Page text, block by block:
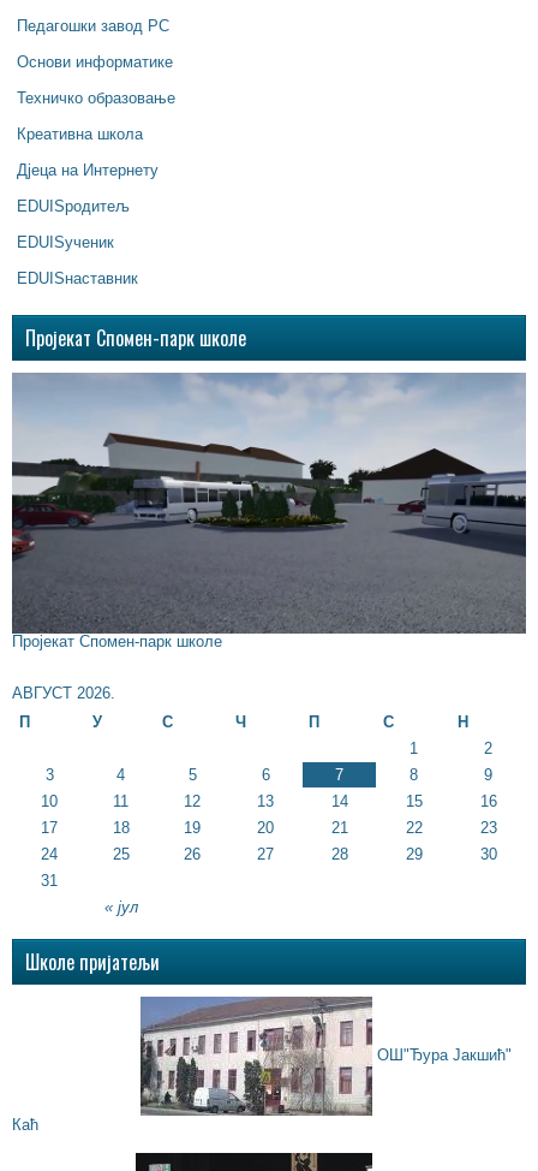
Педагошки завод РС
Основи информатике
Техничко образовање
Креативна школа
Дјеца на Интернету
EDUISродитељ
EDUISученик
EDUISнаставник
Пројекат Спомен-парк школе
Пројекат Спомен-парк школе
АВГУСТ 2026.
П
У С Ч П С Н
« јул
1
2
3
4 5 6 7 8
9
10
11 12 13 14 15
16
17
18 19 20 21 22
23
24
25 26 27 28 29
30
31
Школе пријатељи
ОШ"Ђура Јакшић"
Каћ